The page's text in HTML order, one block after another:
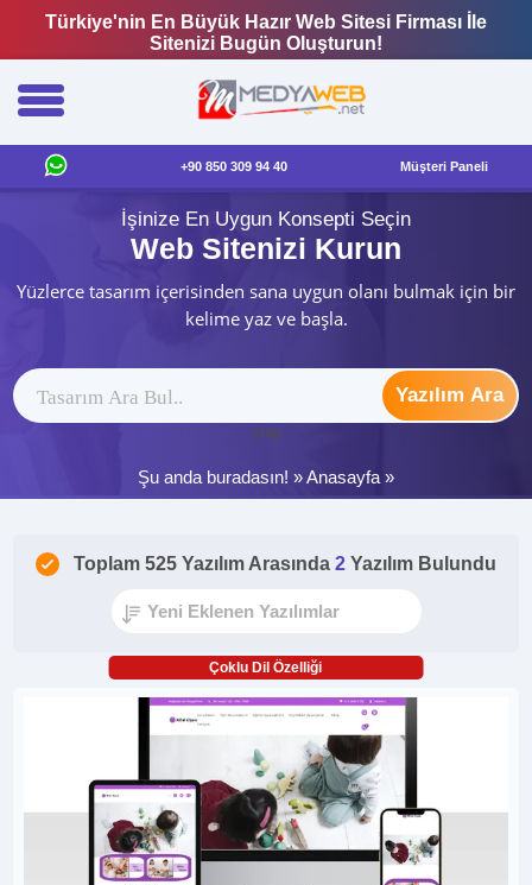
Türkiye'nin En Büyük Hazır Web Sitesi Firması İle
Sitenizi Bugün Oluşturun!
+90 850 309 94 40 Müşteri Paneli
İşinize En Uygun Konsepti Seçin
Web Sitenizi Kurun
Yüzlerce tasarım içerisinden sana uygun olanı bulmak için bir
kelime yaz ve başla.
Yazılım Ara
ytag
Şu anda buradasın! »Anasayfa »
Toplam 525 Yazılım Arasında 2 Yazılım Bulundu
Çoklu Dil Özelliği